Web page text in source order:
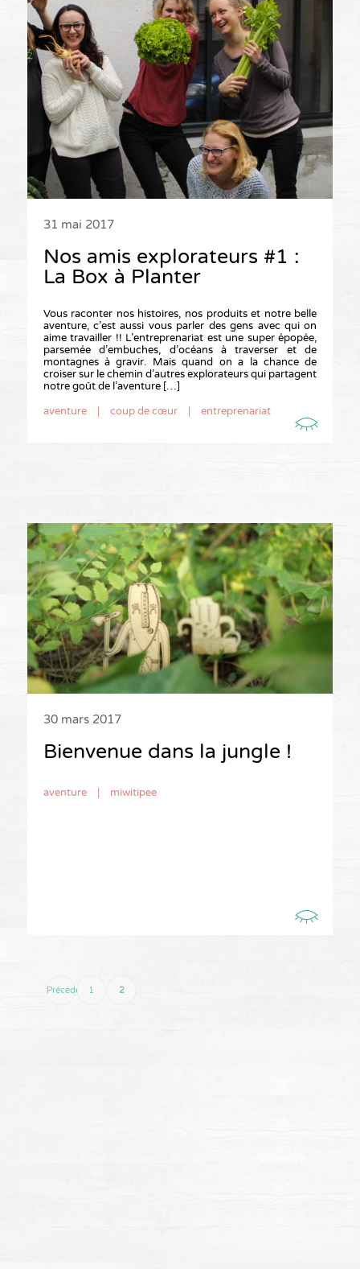
31 mai 2017
Nos amis explorateurs #1 :
La Box à Planter
Vous raconter nos histoires, nos produits et notre belle
aventure, c’est aussi vous parler des gens avec qui on
aime travailler !! L’entreprenariat est une super épopée,
parsemée d’embuches, d’océans à traverser et de
montagnes à gravir. Mais quand on a la chance de
croiser sur le chemin d’autres explorateurs qui partagent
notre goût de l’aventure […]
aventure
coup de cœur entreprenariat
30 mars 2017
Bienvenue dans la jungle !
aventure miwitipee
Précédent 1 2